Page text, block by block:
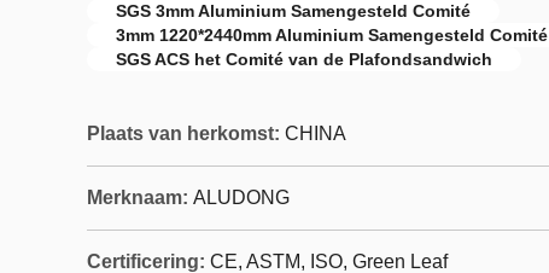
SGS 3mm Aluminium Samengesteld Comité
3mm 1220*2440mm Aluminium Samengesteld Comité
SGS ACS het Comité van de Plafondsandwich
Plaats van herkomst: CHINA
Merknaam: ALUDONG
Certificering: CE, ASTM, ISO, Green Leaf